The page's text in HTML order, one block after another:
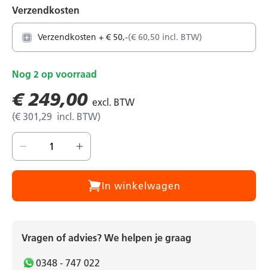
€ 301,29
€ 249,00
Nog 2 op voorraad
Verzendkosten
Verzendkosten + € 60,50
€ 50,-
In winkelwagen
Vragen of advies? We helpen je graag
0348 - 747 022